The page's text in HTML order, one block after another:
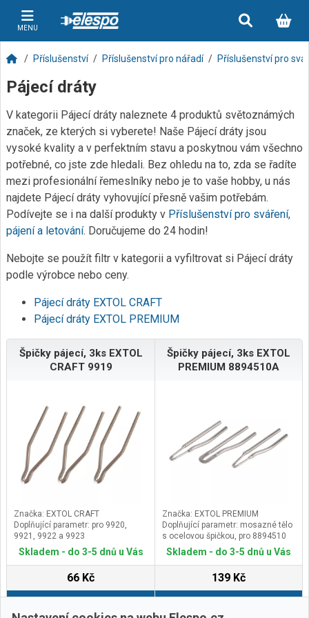
MENU
Příslušenství Příslušenství pro nářadí Příslušenství pro
Pájecí dráty
V kategorii Pájecí dráty naleznete 4 produktů světoznámých
značek, ze kterých si vyberete! Naše Pájecí dráty jsou
vysoké kvality a v perfektním stavu a poskytnou vám všechno
potřebné, co jste zde hledali. Bez ohledu na to, zda se řadíte
mezi profesionální řemeslníky nebo je to vaše hobby, u nás
najdete Pájecí dráty vyhovující přesně vašim potřebám.
Podívejte se i na další produkty v Příslušenství pro sváření,
pájení a letování. Doručujeme do 24 hodin!
Nebojte se použít filtr v kategorii a vyfiltrovat si Pájecí dráty
podle výrobce nebo ceny.
Pájecí dráty EXTOL CRAFT
Pájecí dráty EXTOL PREMIUM
Špičky pájecí, 3ks EXTOL
CRAFT 9919
Značka: EXTOL CRAFT
Doplňující parametr: pro 9920,
9921, 9922 a 9923
Skladem - do 3-5 dnů u Vás
66 Kč
Špičky pájecí, 3ks EXTOL
PREMIUM 8894510A
Značka: EXTOL PREMIUM
Doplňující parametr: mosazné tělo
s ocelovou špičkou, pro 8894510
Skladem - do 3-5 dnů u Vás
139 Kč